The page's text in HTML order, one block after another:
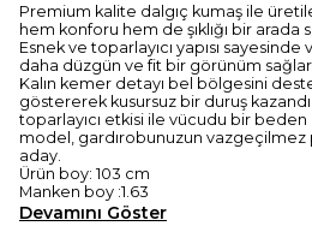
Premium kalite dalgıç kumaş ile
hem konforu hem de şıklığı bir arada
Esnek ve toparlayıcı yapısı
daha düzgün ve fit bir görünüm sağlar.
Kalın kemer detayı bel bölgesini
göstererek kusursuz bir duruş
toparlayıcı etkisi ile vücudu bir
model, gardırobunuzun vazgeçilmez
aday.
Ürün boy: 103 cm
Manken boy :1.63
Devamını Göster